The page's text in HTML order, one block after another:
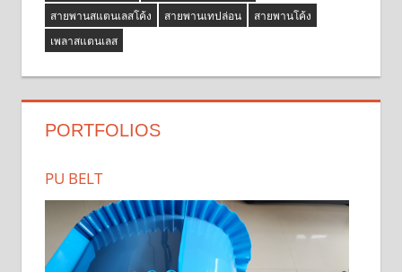
สายพานสแตนเลสโค้ง
สายพานเทปล่อน
สายพานโค้ง
เพลาสแตนเลส
PORTFOLIOS
PU BELT